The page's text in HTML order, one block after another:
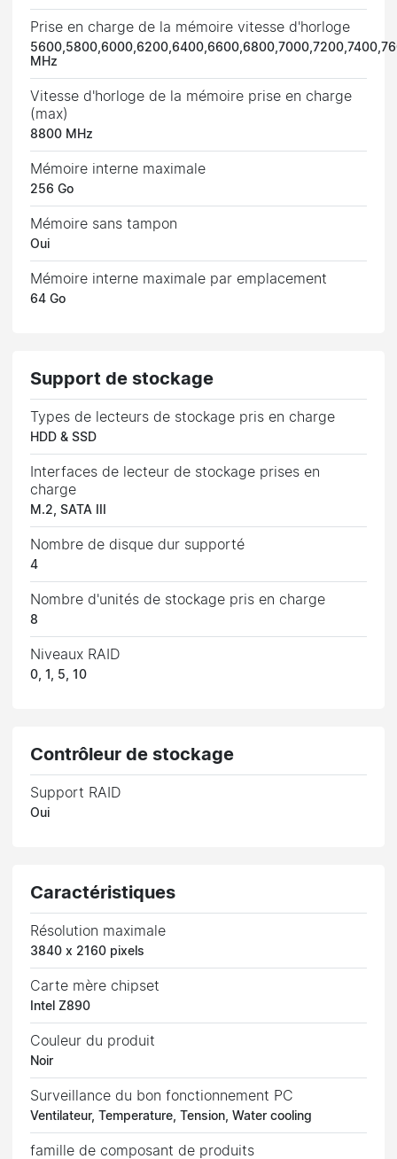
Prise en charge de la mémoire vitesse d'horloge
MHz
Vitesse d'horloge de la mémoire prise en charge
(max)
8800 MHz
Mémoire interne maximale
256 Go
Mémoire sans tampon
Oui
Mémoire interne maximale par emplacement
64 Go
Support de stockage
Types de lecteurs de stockage pris en charge
HDD & SSD
Interfaces de lecteur de stockage prises en
charge
M.2, SATA III
Nombre de disque dur supporté
4
Nombre d'unités de stockage pris en charge
8
Niveaux RAID
0, 1, 5, 10
Contrôleur de stockage
Support RAID
Oui
Caractéristiques
Résolution maximale
3840 x 2160 pixels
Carte mère chipset
Intel Z890
Couleur du produit
Noir
Surveillance du bon fonctionnement PC
Ventilateur, Temperature, Tension, Water cooling
famille de composant de produits